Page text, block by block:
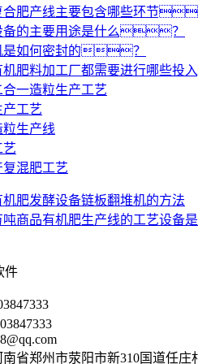
合肥产线主要包含哪些环节
备的主要用途是什么？
是如何密封的？
机肥料加工厂都需要进行哪些
一造粒生产工艺
产工艺
生产线
艺
混肥工艺
机肥发酵设备链板翻堆机的方法
吨商品有机肥生产线的工艺设备
件
郑州市荥阳市新310国道任庄